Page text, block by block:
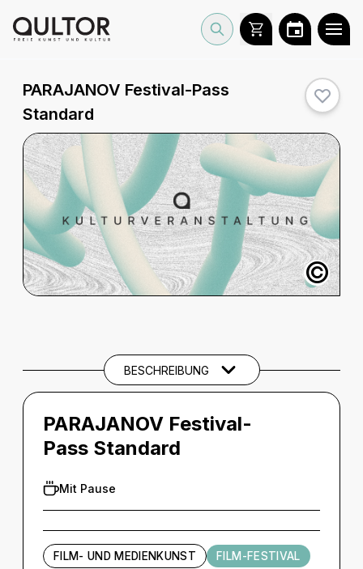
PARAJANOV Festival-Pass
Standard
©
BESCHREIBUNG
PARAJANOV Festival-
Pass Standard
Mit Pause
FILM- UND MEDIENKUNST FILM-FESTIVAL